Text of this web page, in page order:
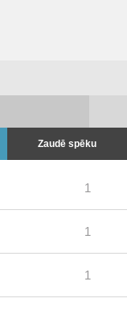
Zaudē spēku
1
1
1